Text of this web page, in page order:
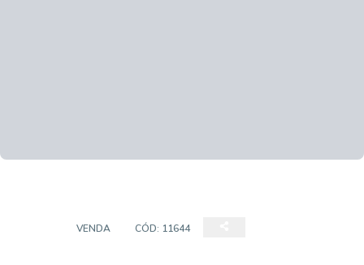
VENDA CÓD: 11644